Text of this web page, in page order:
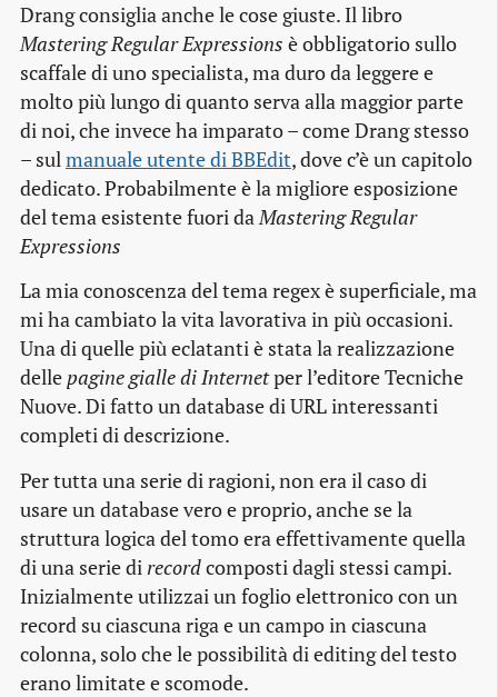
Drang consiglia anche le cose giuste. Il libro
Mastering Regular Expressions è obbligatorio sullo
scaffale di uno specialista, ma duro da leggere e
molto più lungo di quanto serva alla maggior parte
di noi, che invece ha imparato – come Drang stesso
– sulmanuale utente di BBEdit, dove c’è un capitolo
dedicato. Probabilmente è la migliore esposizione
del tema esistente fuori daMastering Regular
Expressions
La mia conoscenza del tema regex è superficiale, ma
mi ha cambiato la vita lavorativa in più occasioni.
Una di quelle più eclatanti è stata la realizzazione
delle pagine gialle di Internetper l’editore Tecniche
Nuove. Di fatto un database di URL interessanti
completi di descrizione.
Per tutta una serie di ragioni, non era il caso di
usare un database vero e proprio, anche se la
struttura logica del tomo era effettivamente quella
di una serie di recordcomposti dagli stessi campi.
Inizialmente utilizzai un foglio elettronico con un
record su ciascuna riga e un campo in ciascuna
colonna, solo che le possibilità di editing del testo
erano limitate e scomode.